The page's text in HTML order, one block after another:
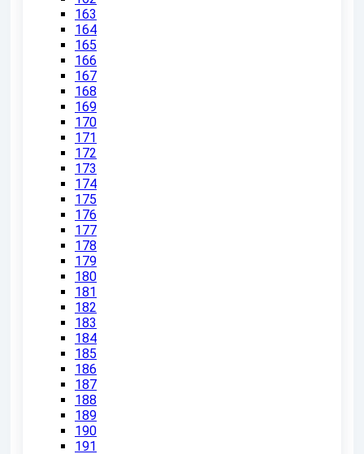
163
164
165
166
167
168
169
170
171
172
173
174
175
176
177
178
179
180
181
182
183
184
185
186
187
188
189
190
191